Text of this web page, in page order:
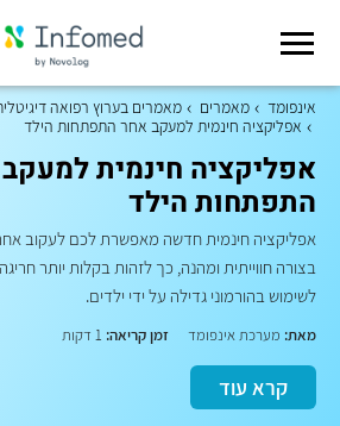
אינפומד מאמרים
מאמרים בערוץ רפואה
אפליקציה חינמית למעקב אחר התפתחות הילד
אפליקציה חינמית
התפתחות הילד
אפליקציה חינמית חדשה מאפשרת לכם לעקוב
בצורה חווייתית ומהנה, כך לזהות בקלות יותר
לשימוש בהורמוני גדילה על ידי ילדים.
מאת: מערכת אינפומד זמן קריאה:
קרא עוד